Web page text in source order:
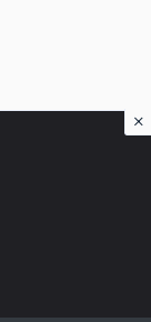
×